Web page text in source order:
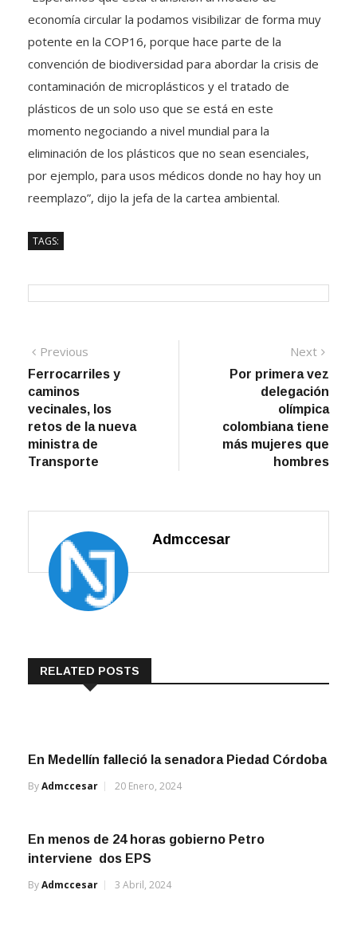
economía circular la podamos visibilizar de forma muy
potente en la COP16, porque hace parte de la
convención de biodiversidad para abordar la crisis de
contaminación de microplásticos y el tratado de
plásticos de un solo uso que se está en este
momento negociando a nivel mundial para la
eliminación de los plásticos que no sean esenciales,
por ejemplo, para usos médicos donde no hay hoy un
reemplazo”, dijo la jefa de la cartea ambiental.
TAGS:
Navegación
de
entradas
Previous
post:
Ferrocarriles y
caminos
vecinales, los
retos de la nueva
ministra de
Transporte
Next
Por primera vez
delegación
olímpica
colombiana tiene
más mujeres que
hombres
Admccesar
RELATED POSTS
En Medellín falleció la senadora Piedad Córdoba
ByAdmccesar 20 Enero, 2024
En menos de 24 horas gobierno Petro
interviene dos EPS
ByAdmccesar 3 Abril, 2024